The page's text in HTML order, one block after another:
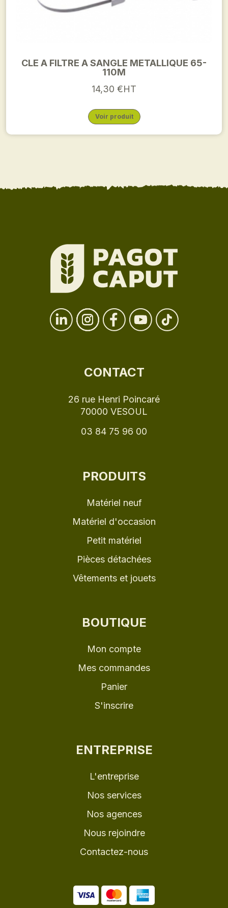
CLE A FILTRE A SANGLE METALLIQUE 65-
110M
14,30 €HT
Voir produit
CONTACT
26 rue Henri Poincaré
70000 VESOUL
03 84 75 96 00
PRODUITS
Matériel neuf
Matériel d'occasion
Petit matériel
Pièces détachées
Vêtements et jouets
BOUTIQUE
Mon compte
Mes commandes
Panier
S'inscrire
ENTREPRISE
L'entreprise
Nos services
Nos agences
Nous rejoindre
Contactez-nous